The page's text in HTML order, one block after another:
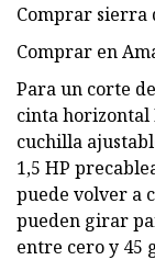
Comprar sierra
Comprar en
Para un corte
cinta horizontal
cuchilla
1,5 HP
puede volver a
pueden girar
entre cero y 45